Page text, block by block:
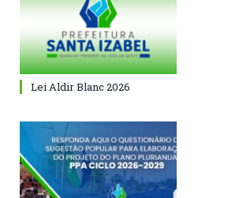
Lei Aldir Blanc 2026